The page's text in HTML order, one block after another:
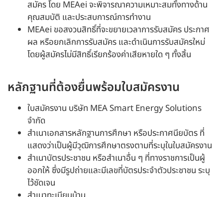
สมัคร โดย MEAei จะพิจารณาความเหมาะสมทั้งทางด้าน
คุณสมบัติ และประสบการณ์การทำงาน
MEAei ขอสงวนสิทธิ์ที่จะขยายเวลาการรับสมัคร ประกาศ
ผล หรือยกเลิกการรับสมัคร และดำเนินการรับสมัครใหม่
โดยผู้สมัครไม่มีสิทธิ์เรียกร้องค่าเสียหายใด ๆ ทั้งสิ้น
หลักฐานที่ต้องยื่นพร้อมใบสมัครงาน
ใบสมัครงาน บริษัท MEA Smart Energy Solutions
จำกัด
สำเนาเอกสารหลักฐานการศึกษา หรือประกาศนียบัตร ที่
แสดงว่าเป็นผู้มีวุฒิการศึกษาตรงตามที่ระบุในใบสมัครงาน
สำเนาบัตรประชาชน หรือสำเนาอื่น ๆ ที่ทางราชการเป็นผู้
ออกให้ ซึ่งมีรูปถ่ายและมีเลขที่บัตรประจำตัวประชาชน ระบุ
ไว้ชัดเจน